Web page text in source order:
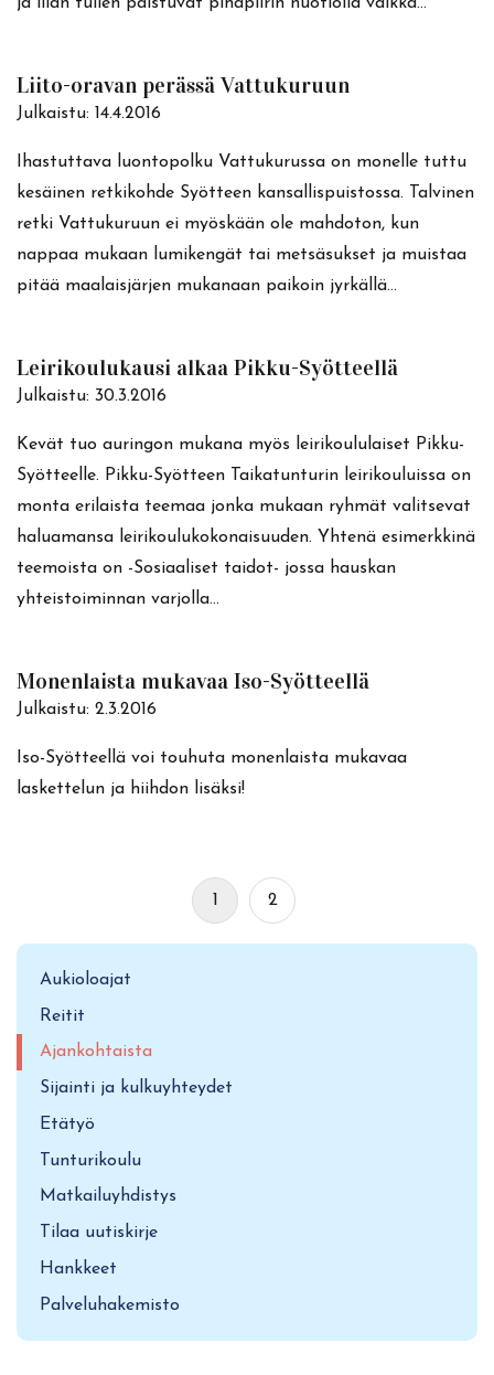
ja illan tullen paistuvat pihapiirin nuotiolla vaikka…
Liito-oravan perässä Vattukuruun
Julkaistu: 14.4.2016
Ihastuttava luontopolku Vattukurussa on monelle tuttu
kesäinen retkikohde Syötteen kansallispuistossa. Talvinen
retki Vattukuruun ei myöskään ole mahdoton, kun
nappaa mukaan lumikengät tai metsäsukset ja muistaa
pitää maalaisjärjen mukanaan paikoin jyrkällä…
Leirikoulukausi alkaa Pikku-Syötteellä
Julkaistu: 30.3.2016
Kevät tuo auringon mukana myös leirikoululaiset Pikku-
Syötteelle. Pikku-Syötteen Taikatunturin leirikouluissa on
monta erilaista teemaa jonka mukaan ryhmät valitsevat
haluamansa leirikoulukokonaisuuden. Yhtenä esimerkkinä
teemoista on -Sosiaaliset taidot- jossa hauskan
yhteistoiminnan varjolla…
Monenlaista mukavaa Iso-Syötteellä
Julkaistu: 2.3.2016
Iso-Syötteellä voi touhuta monenlaista mukavaa
laskettelun ja hiihdon lisäksi!
1 2
Aukioloajat
Reitit
Ajankohtaista
Sijainti ja kulkuyhteydet
Etätyö
Tunturikoulu
Matkailuyhdistys
Tilaa uutiskirje
Hankkeet
Palveluhakemisto